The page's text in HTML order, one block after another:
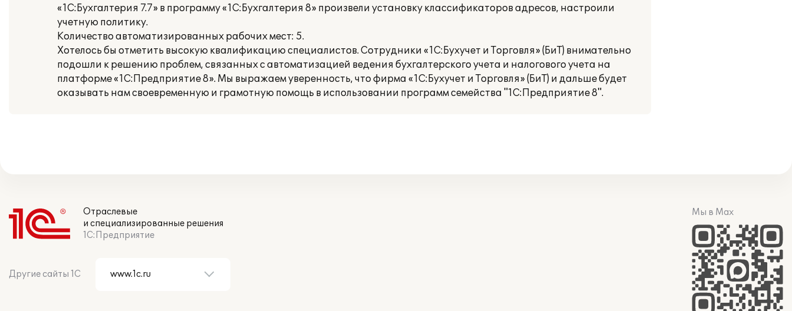
«1С:Бухгалтерия 7.7» в программу «1С:Бухгалтерия 8» произвели установку классификаторов адресов, настроили
учетную политику.
Количество автоматизированных рабочих мест: 5.
Хотелось бы отметить высокую квалификацию специалистов. Сотрудники «1С:Бухучет и Торговля» (БиТ) внимательно
подошли к решению проблем, связанных с автоматизацией ведения бухгалтерского учета и налогового учета на
платформе «1С:Предприятие 8». Мы выражаем уверенность, что фирма «1С:Бухучет и Торговля» (БиТ) и дальше будет
оказывать нам своевременную и грамотную помощь в использовании программ семейства "1С:Предприятие 8".
Отраслевые
и специализированные решения
1С:Предприятие
Другие сайты 1С
Мы в Max